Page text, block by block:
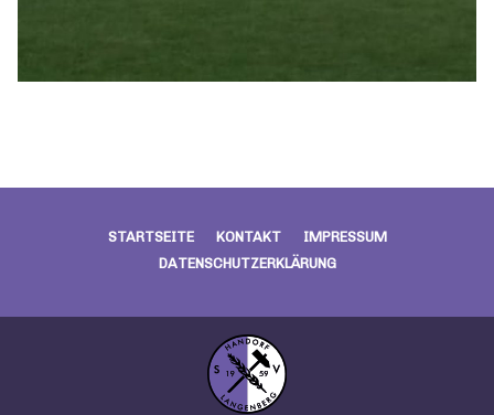
STARTSEITE KONTAKT
IMPRESSUM
DATENSCHUTZERKLÄRUNG